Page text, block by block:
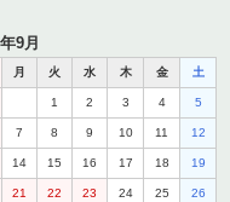
9月
月 火 水 木 金 土
1 2 3 4 5
7 8 9 10 11 12
14 15 16 17 18 19
21 22 23 24 25 26